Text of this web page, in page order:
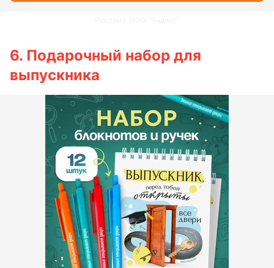
6. Подарочный набор для
выпускника